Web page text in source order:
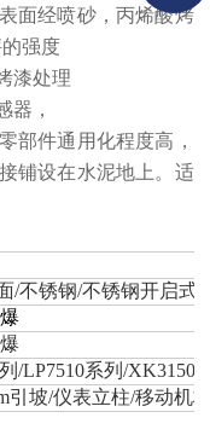
经喷砂，丙烯酸烤
强度
漆处理
，
件通用化程度高，
铺设在水泥地上。适
/不锈钢/不锈钢开启式
/LP7510系列/XK3150-
引坡/仪表立柱/移动机